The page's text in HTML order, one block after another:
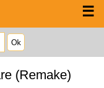
☰
(Remake)